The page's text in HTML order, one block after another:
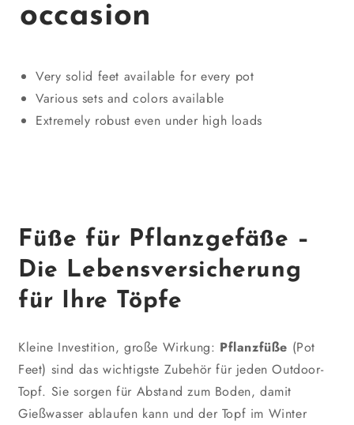
occasion
Very solid feet available for every pot
Various sets and colors available
Extremely robust even under high loads
Füße für Pflanzgefäße –
Die Lebensversicherung
für Ihre Töpfe
Kleine Investition, große Wirkung: Pflanzfüße (Pot
Feet) sind das wichtigste Zubehör für jeden Outdoor-
Topf. Sie sorgen für Abstand zum Boden, damit
Gießwasser ablaufen kann und der Topf im Winter